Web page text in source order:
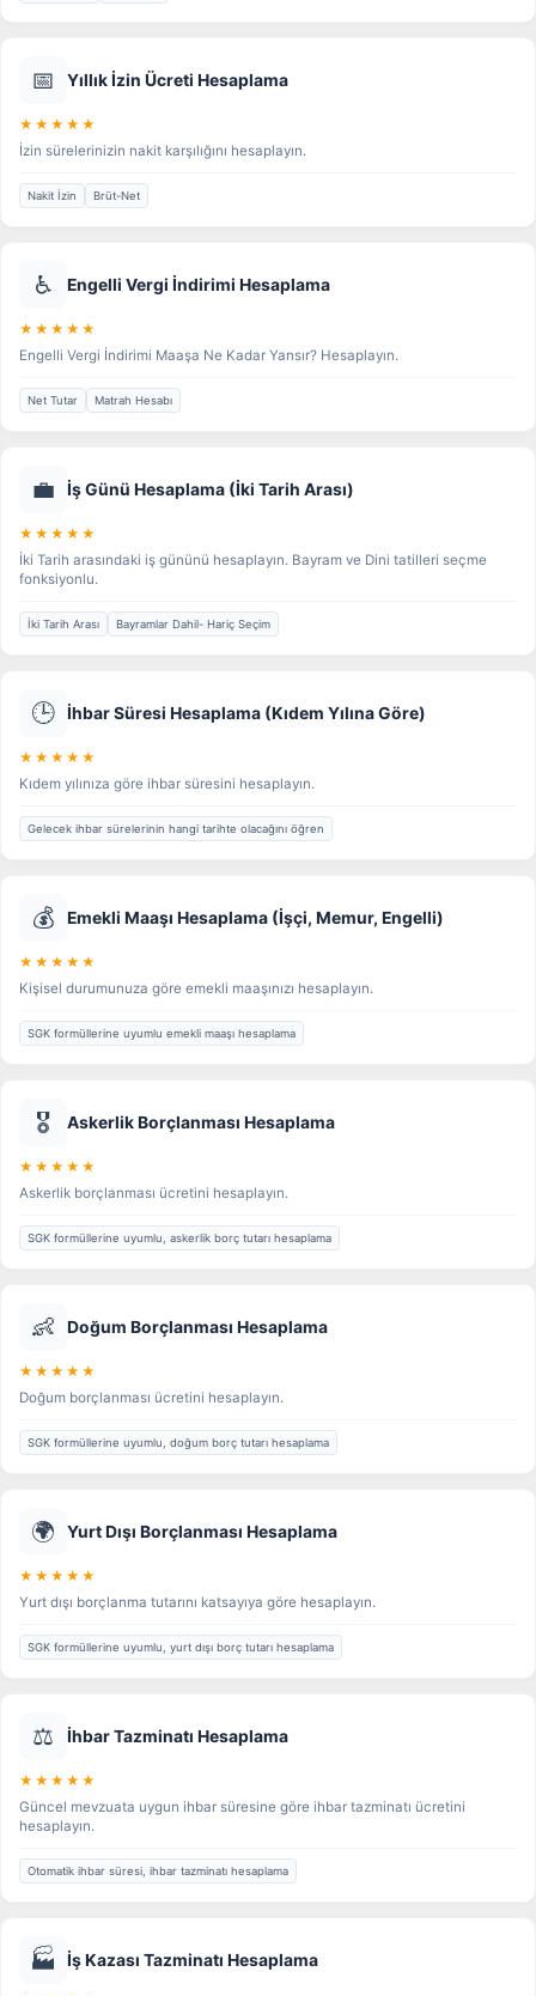
📅 Yıllık İzin Ücreti Hesaplama
★★★★★
İzin sürelerinizin nakit karşılığını hesaplayın.
Nakit İzin Brüt-Net
♿ Engelli Vergi İndirimi Hesaplama
★★★★★
Engelli Vergi İndirimi Maaşa Ne Kadar Yansır? Hesaplayın.
Net Tutar Matrah Hesabı
💼 İş Günü Hesaplama (İki Tarih Arası)
★★★★★
İki Tarih arasındaki iş gününü hesaplayın. Bayram ve Dini tatilleri seçme
fonksiyonlu.
İki Tarih Arası Bayramlar Dahil- Hariç Seçim
🕒 İhbar Süresi Hesaplama (Kıdem Yılına Göre)
★★★★★
Kıdem yılınıza göre ihbar süresini hesaplayın.
Gelecek ihbar sürelerinin hangi tarihte olacağını öğren
💰 Emekli Maaşı Hesaplama (İşçi, Memur, Engelli)
★★★★★
Kişisel durumunuza göre emekli maaşınızı hesaplayın.
SGK formüllerine uyumlu emekli maaşı hesaplama
🎖️ Askerlik Borçlanması Hesaplama
★★★★★
Askerlik borçlanması ücretini hesaplayın.
SGK formüllerine uyumlu, askerlik borç tutarı hesaplama
👶 Doğum Borçlanması Hesaplama
★★★★★
Doğum borçlanması ücretini hesaplayın.
SGK formüllerine uyumlu, doğum borç tutarı hesaplama
🌍 Yurt Dışı Borçlanması Hesaplama
★★★★★
Yurt dışı borçlanma tutarını katsayıya göre hesaplayın.
SGK formüllerine uyumlu, yurt dışı borç tutarı hesaplama
⚖️ İhbar Tazminatı Hesaplama
★★★★★
Güncel mevzuata uygun ihbar süresine göre ihbar tazminatı ücretini
hesaplayın.
Otomatik ihbar süresi, ihbar tazminatı hesaplama
🏭 İş Kazası Tazminatı Hesaplama